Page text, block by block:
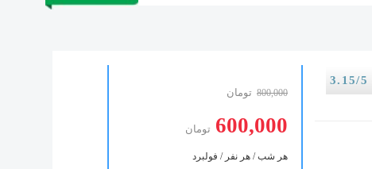
800,000 تومان
600,000 تومان
هر شب / هر نفر / فولبرد